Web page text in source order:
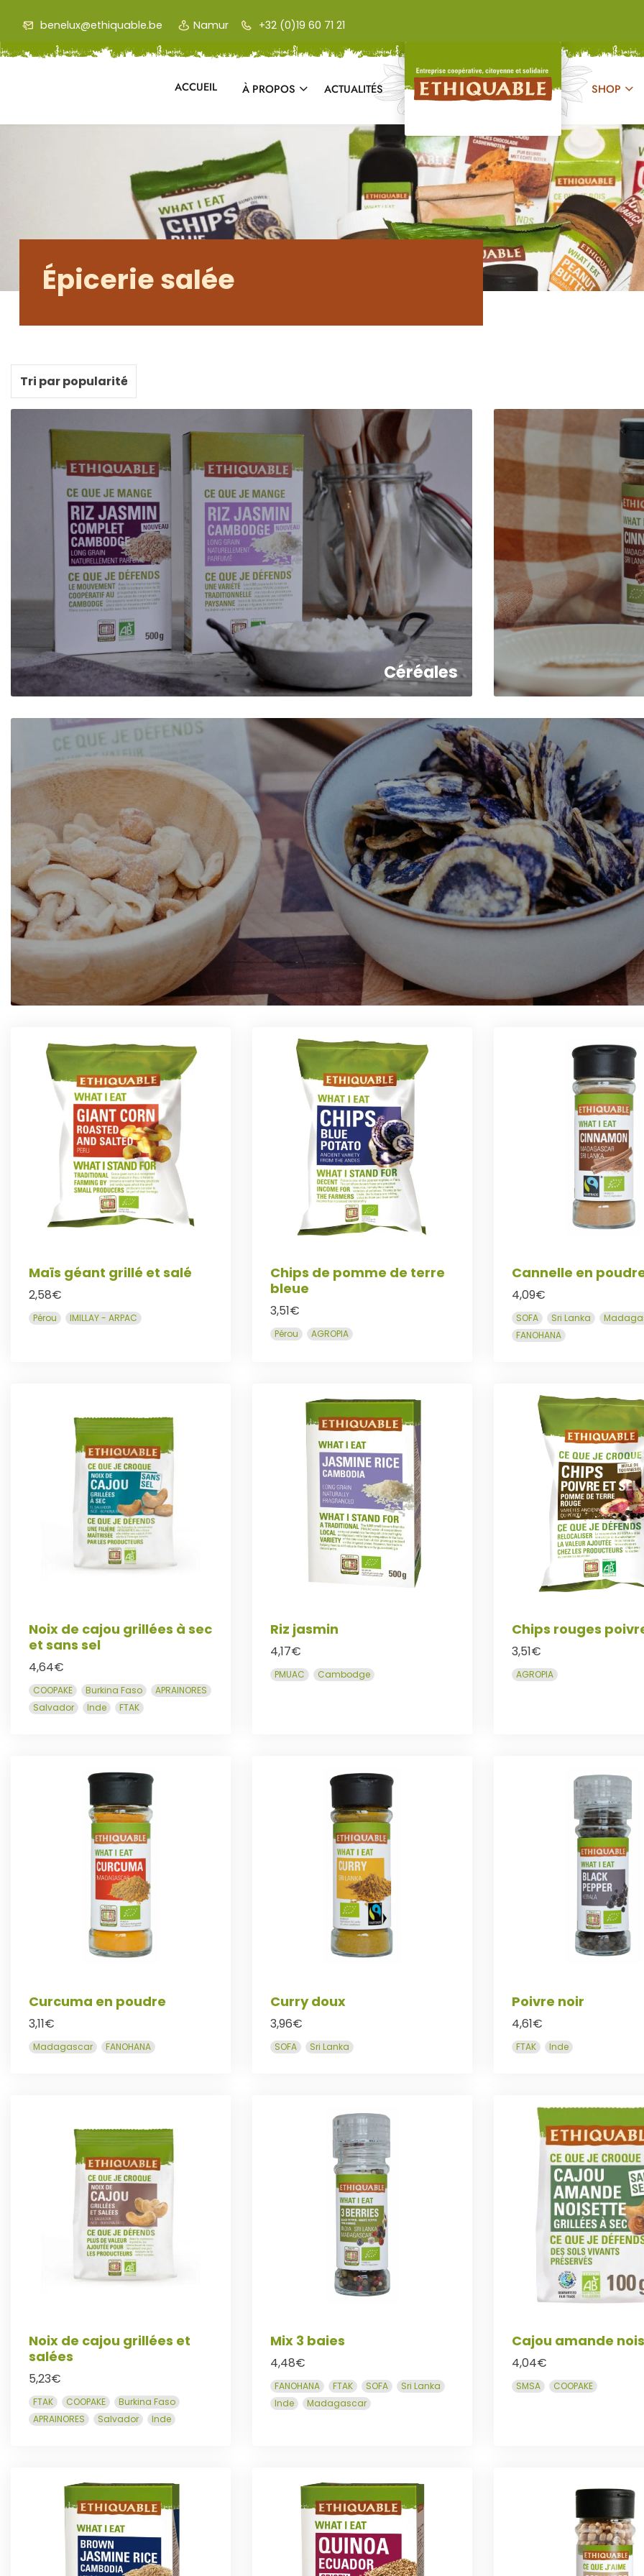
benelux@ethiquable.be Namur +32 (0)19 60 71 21
ACCUEIL À PROPOS ACTUALITÉS SHOP
Épicerie salée
Céréales
Maïs géant grillé et salé
2,58€
Pérou IMILLAY - ARPAC
Chips de pomme de terre
bleue
3,51€
Pérou AGROPIA
Cannelle en
4,09€
SOFA Sri Lanka
FANOHANA
Noix de cajou grillées à sec
et sans sel
4,64€
COOPAKE Burkina Faso
APRAINORES
Salvador
Inde FTAK
Riz jasmin
4,17€
PMUAC Cambodge
Chips rouges
3,51€
AGROPIA
Curcuma en poudre
3,11€
Madagascar FANOHANA
Curry doux
3,96€
SOFA Sri Lanka
Poivre noir
4,61€
FTAK Inde
Noix de cajou grillées et
salées
5,23€
FTAK COOPAKE
Burkina Faso
APRAINORES
Salvador Inde
Mix 3 baies
4,48€
FANOHANA FTAK SOFA
Sri Lanka
Inde
Madagascar
Cajou amande
4,04€
SMSA COOPAKE